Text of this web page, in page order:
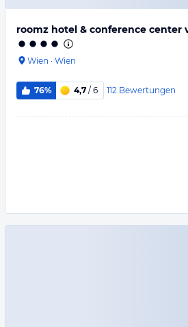
roomz hotel & conference center
Wien · Wien
76% 4,7 / 6 112 Bewertungen